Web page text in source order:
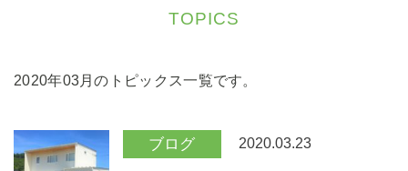
TOPICS
2020年03月のトピックス一覧です。
ブログ 2020.03.23